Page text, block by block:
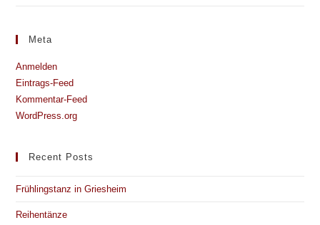
Meta
Anmelden
Eintrags-Feed
Kommentar-Feed
WordPress.org
Recent Posts
Frühlingstanz in Griesheim
Reihentänze